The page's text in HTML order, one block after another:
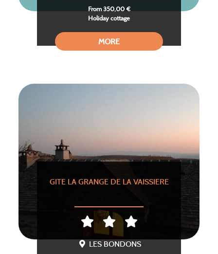
From 350,00 €
Holiday cottage
MORE
GITE LA GRANGE DE LA VAISSIERE
LES BONDONS